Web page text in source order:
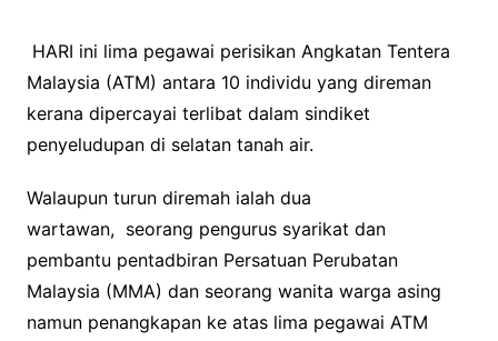
HARI ini lima pegawai perisikan Angkatan Tentera
Malaysia (ATM) antara 10 individu yang direman
kerana dipercayai terlibat dalam sindiket
penyeludupan di selatan tanah air.
Walaupun turun diremah ialah dua
wartawan, seorang pengurus syarikat dan
pembantu pentadbiran Persatuan Perubatan
Malaysia (MMA) dan seorang wanita warga asing
namun penangkapan ke atas lima pegawai ATM